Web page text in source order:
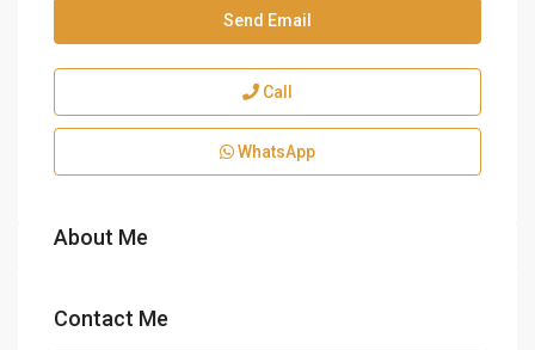
Send Email
Call
WhatsApp
About Me
Contact Me